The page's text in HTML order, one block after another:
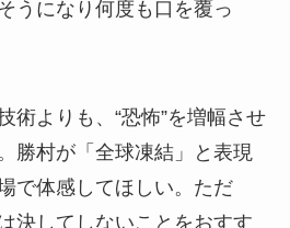
うになり何度も口を覆っ
術よりも、“恐怖”を増幅させ
勝村が「全球凍結」と表現
で体感してほしい。ただ
決してしないことをおすす